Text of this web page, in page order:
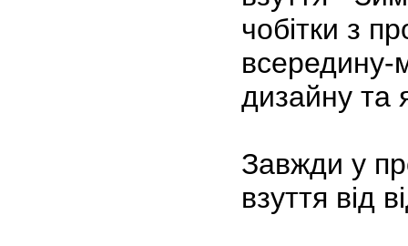
чобітки з
всередину-
дизайну та
Завжди у
взуття від